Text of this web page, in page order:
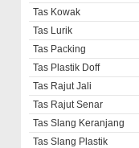
Tas Kowak
Tas Lurik
Tas Packing
Tas Plastik Doff
Tas Rajut Jali
Tas Rajut Senar
Tas Slang Keranjang
Tas Slang Plastik